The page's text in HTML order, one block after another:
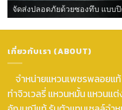
จัดส่งปลอดภัยด้วยซองทึบ แบบ
เกี่ยวกับเรา (ABOUT)
จำหน่ายแหวนเพชรพลอยแ
ทำจิวเวลรี่ แหวนหมั้น แหวนแ